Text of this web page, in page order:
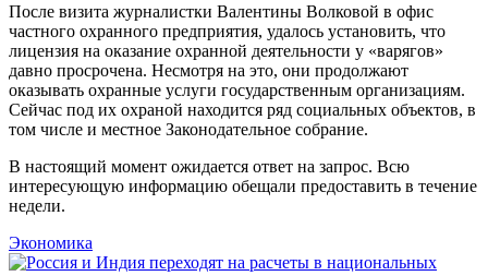
После визита журналистки Валентины Волковой в офис
частного охранного предприятия, удалось установить, что
лицензия на оказание охранной деятельности у «варягов»
давно просрочена. Несмотря на это, они продолжают
оказывать охранные услуги государственным организациям.
Сейчас под их охраной находится ряд социальных объектов, в
том числе и местное Законодательное собрание.
В настоящий момент ожидается ответ на запрос. Всю
интересующую информацию обещали предоставить в течение
недели.
Экономика